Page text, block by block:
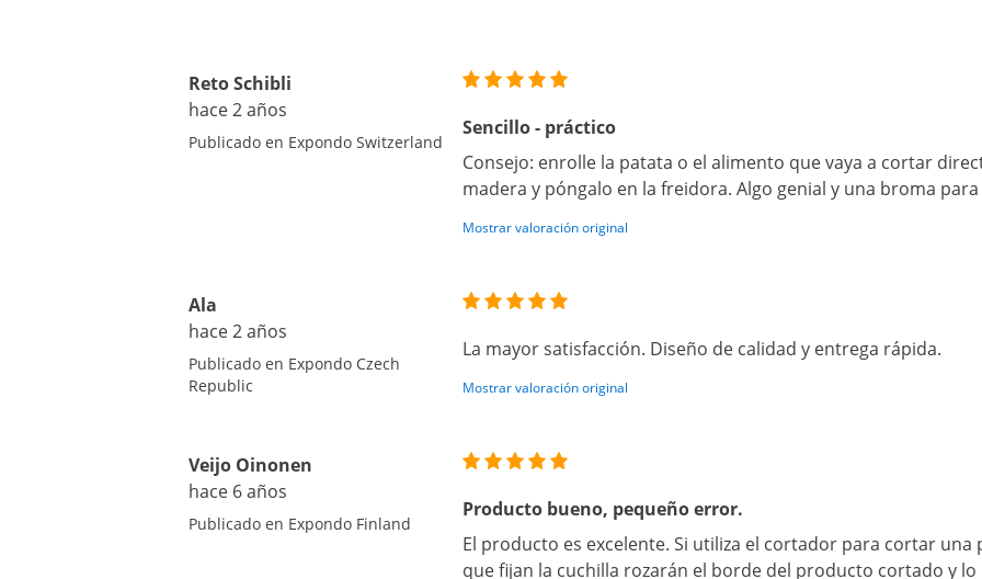
Reto Schibli
hace 2 años
Publicado en Expondo Switzerland
Sencillo - práctico
Consejo: enrolle la patata o el alimento que vaya a cortar
madera y póngalo en la freidora. Algo genial y una broma
Mostrar valoración original
Ala
hace 2 años
Publicado en Expondo Czech
Republic
La mayor satisfacción. Diseño de calidad y entrega rápida.
Mostrar valoración original
Veijo Oinonen
hace 6 años
Publicado en Expondo Finland
Producto bueno, pequeño error.
El producto es excelente. Si utiliza el cortador para cortar
que fijan la cuchilla rozarán el borde del producto cortado y